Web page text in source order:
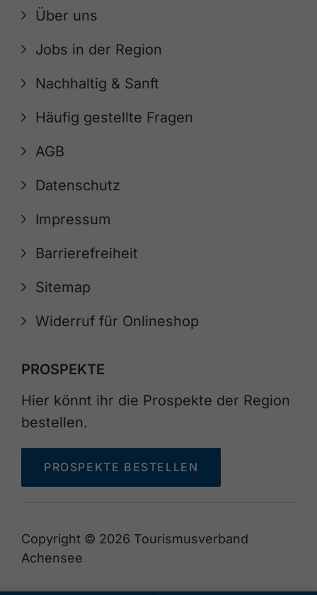
Über uns
Jobs in der Region
Nachhaltig & Sanft
Häufig gestellte Fragen
AGB
Datenschutz
Impressum
Barrierefreiheit
Sitemap
Widerruf für Onlineshop
PROSPEKTE
Hier könnt ihr die Prospekte der Region
bestellen.
PROSPEKTE BESTELLEN
Copyright © 2026 Tourismusverband
Achensee